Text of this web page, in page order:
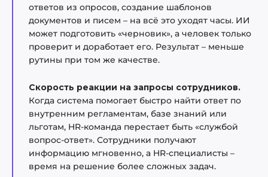
ответов из опросов, создание шаблонов
документов и писем – на всё это уходят часы. ИИ
может подготовить «черновик», а человек только
проверит и доработает его. Результат – меньше
рутины при том же качестве.
Скорость реакции на запросы сотрудников.
Когда система помогает быстро найти ответ по
внутренним регламентам, базе знаний или
льготам, HR-команда перестает быть «службой
вопрос-ответ». Сотрудники получают
информацию мгновенно, а HR-специалисты –
время на решение более сложных задач.